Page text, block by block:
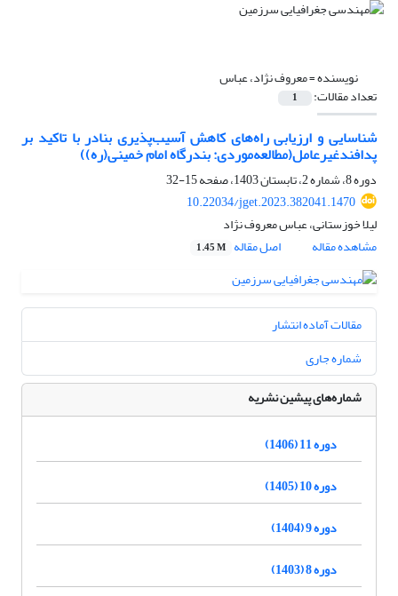
نویسنده =معروف نژاد، عباس
تعداد مقالات: 1
شناسایی و ارزیابی راه‌های کاهش آسیب‌پذیری بنادر با تاکید بر
پدافندغیرعامل(مطالعه‌موردی: بندرگاه امام خمینی(ره))
دوره 8، شماره 2، تابستان 1403، صفحه
15-32
10.22034/jget.2023.382041.1470
لیلا خوزستانی، عباس معروف نژاد
مشاهده مقاله
اصل مقاله 1.45 M
مقالات آماده انتشار
شماره جاری
شماره‌های پیشین نشریه
دوره 11 (1406)
دوره 10 (1405)
دوره 9 (1404)
دوره 8 (1403)